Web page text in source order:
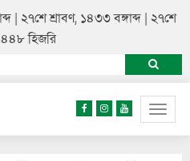
| ২৭শে শ্রাবণ, ১৪৩৩ বঙ্গাব্দ | ২৭শে
হিজরি